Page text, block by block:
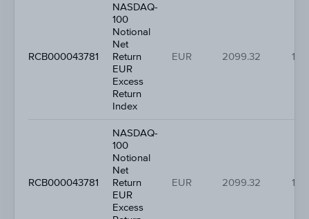
RCB000043781
NASDAQ-
100
Notional
Net
Return
EUR
Excess
Return
Index
EUR 2099.32
RCB000043781
NASDAQ-
100
Notional
Net
Return
EUR
Excess
EUR 2099.32